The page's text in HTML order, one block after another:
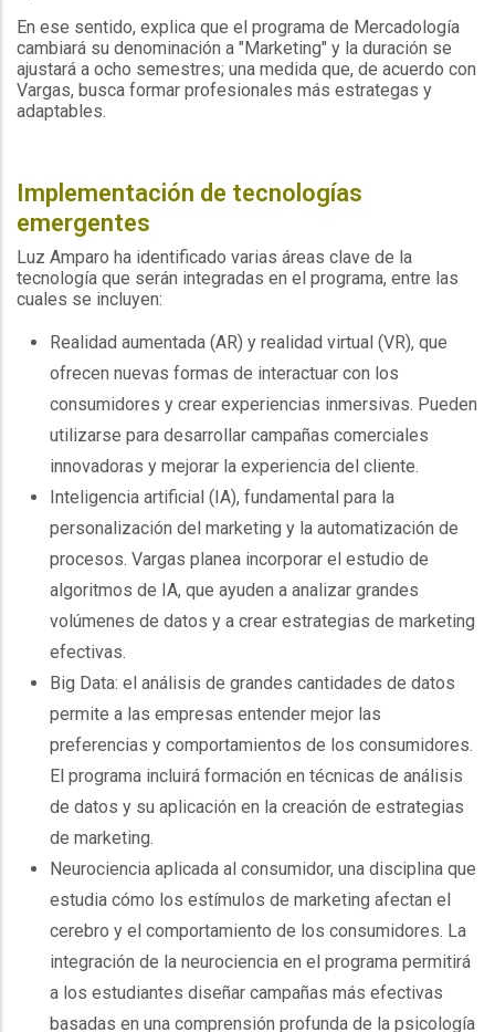
En ese sentido, explica que el programa de Mercadología
cambiará su denominación a "Marketing" y la duración se
ajustará a ocho semestres; una medida que, de acuerdo con
Vargas, busca formar profesionales más estrategas y
adaptables.
Implementación de tecnologías
emergentes
Luz Amparo ha identificado varias áreas clave de la
tecnología que serán integradas en el programa, entre las
cuales se incluyen:
Realidad aumentada (AR) y realidad virtual (VR), que
ofrecen nuevas formas de interactuar con los
consumidores y crear experiencias inmersivas. Pueden
utilizarse para desarrollar campañas comerciales
innovadoras y mejorar la experiencia del cliente.
Inteligencia artificial (IA), fundamental para la
personalización del marketing y la automatización de
procesos. Vargas planea incorporar el estudio de
algoritmos de IA, que ayuden a analizar grandes
volúmenes de datos y a crear estrategias de marketing
efectivas.
Big Data: el análisis de grandes cantidades de datos
permite a las empresas entender mejor las
preferencias y comportamientos de los consumidores.
El programa incluirá formación en técnicas de análisis
de datos y su aplicación en la creación de estrategias
de marketing.
Neurociencia aplicada al consumidor, una disciplina que
estudia cómo los estímulos de marketing afectan el
cerebro y el comportamiento de los consumidores. La
integración de la neurociencia en el programa permitirá
a los estudiantes diseñar campañas más efectivas
basadas en una comprensión profunda de la psicología